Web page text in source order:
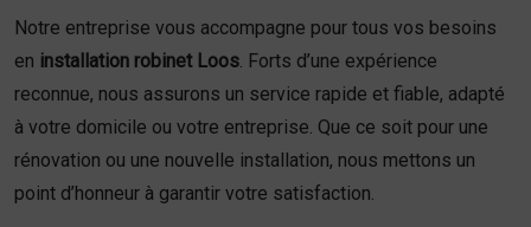
Notre entreprise vous accompagne pour tous vos besoins
en installation robinet Loos. Forts d’une expérience
reconnue, nous assurons un service rapide et fiable, adapté
à votre domicile ou votre entreprise. Que ce soit pour une
rénovation ou une nouvelle installation, nous mettons un
point d’honneur à garantir votre satisfaction.